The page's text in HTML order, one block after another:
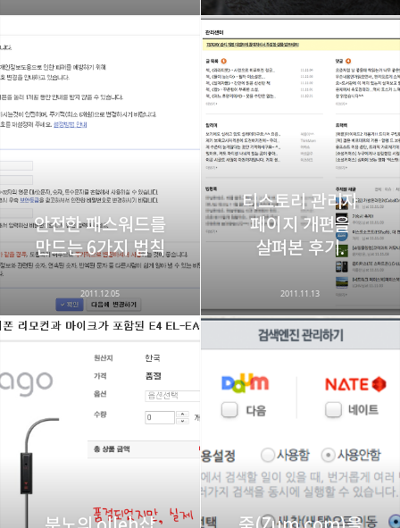
안전한 패스워드를
만드는 6가지 법칙
2011.12.05
티스토리 관리자
페이지 개편을
살펴본 후기.
2011.11.13